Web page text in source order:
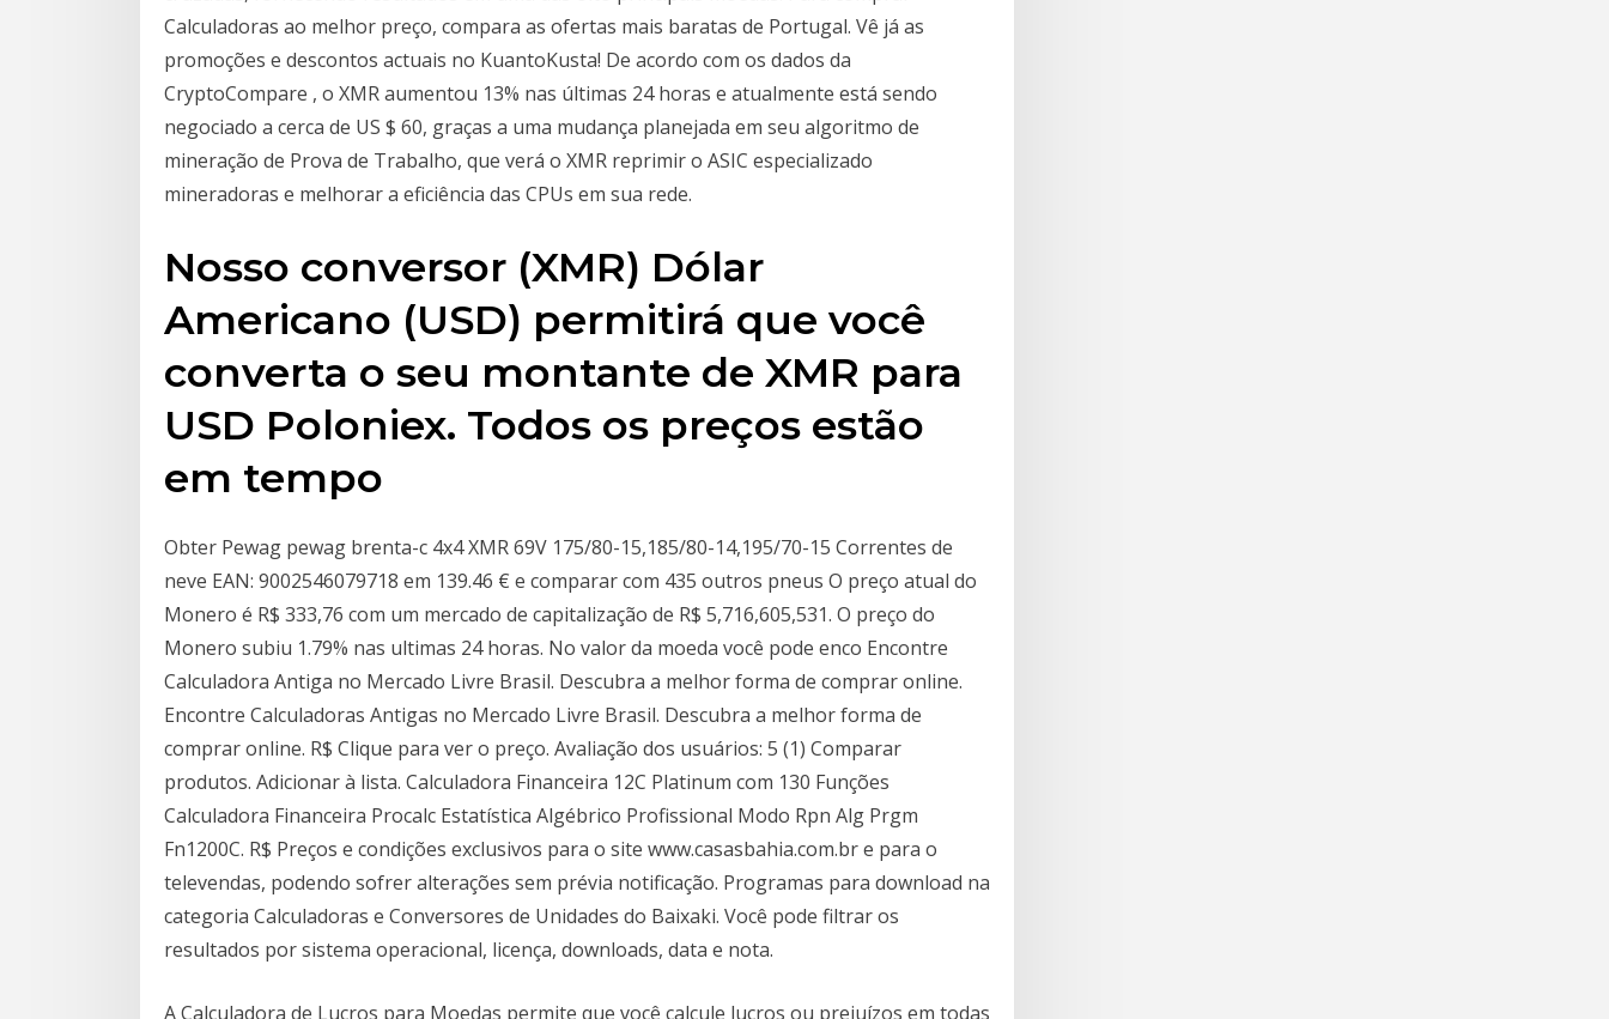
Calculadoras ao melhor preço, compara as ofertas mais baratas de Portugal. Vê já as
promoções e descontos actuais no KuantoKusta! De acordo com os dados da
CryptoCompare , o XMR aumentou 13% nas últimas 24 horas e atualmente está sendo
negociado a cerca de US $ 60, graças a uma mudança planejada em seu algoritmo de
mineração de Prova de Trabalho, que verá o XMR reprimir o ASIC especializado
mineradoras e melhorar a eficiência das CPUs em sua rede.
Nosso conversor (XMR) Dólar
Americano (USD) permitirá que você
converta o seu montante de XMR para
USD Poloniex. Todos os preços estão
em tempo
Obter Pewag pewag brenta-c 4x4 XMR 69V 175/80-15,185/80-14,195/70-15 Correntes de
neve EAN: 9002546079718 em 139.46 € e comparar com 435 outros pneus O preço atual do
Monero é R$ 333,76 com um mercado de capitalização de R$ 5,716,605,531. O preço do
Monero subiu 1.79% nas ultimas 24 horas. No valor da moeda você pode enco Encontre
Calculadora Antiga no Mercado Livre Brasil. Descubra a melhor forma de comprar online.
Encontre Calculadoras Antigas no Mercado Livre Brasil. Descubra a melhor forma de
comprar online. R$ Clique para ver o preço. Avaliação dos usuários: 5 (1) Comparar
produtos. Adicionar à lista. Calculadora Financeira 12C Platinum com 130 Funções
Calculadora Financeira Procalc Estatística Algébrico Profissional Modo Rpn Alg Prgm
Fn1200C. R$ Preços e condições exclusivos para o site www.casasbahia.com.br e para o
televendas, podendo sofrer alterações sem prévia notificação. Programas para download na
categoria Calculadoras e Conversores de Unidades do Baixaki. Você pode filtrar os
resultados por sistema operacional, licença, downloads, data e nota.
A Calculadora de Lucros para Moedas permite que você calcule lucros ou prejuízos em todas